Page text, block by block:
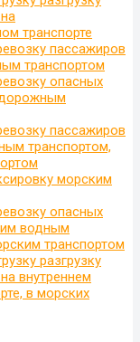
транспорте
пассажиров
транспортом
опасных
пассажиров
транспортом,
морским
опасных
водным
транспортом
разгрузку
внутреннем
в морских